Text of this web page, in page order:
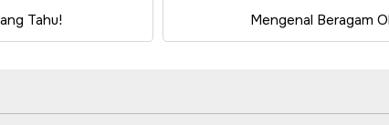
Mengenal Beragam
Tahu!